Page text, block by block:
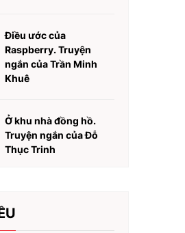
Điều ước của
Raspberry. Truyện
ngắn của Trần Minh
Khuê
Ở khu nhà đồng hồ.
Truyện ngắn của Đỗ
Thục Trinh